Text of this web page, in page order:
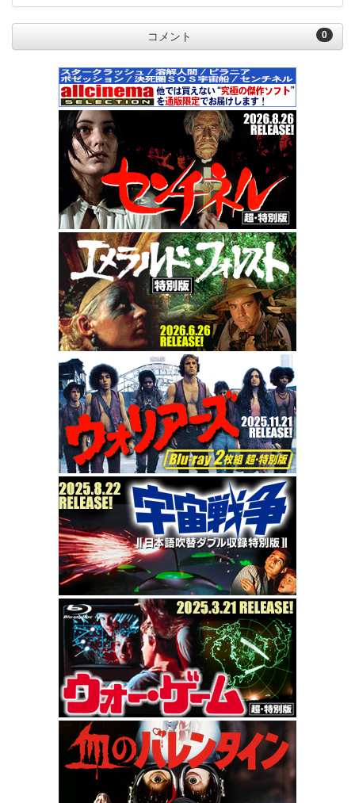
0
コメント